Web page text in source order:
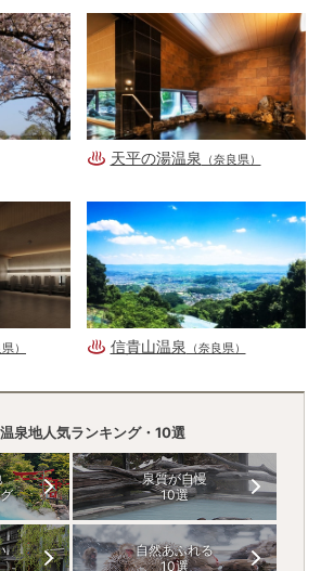
天平の湯温泉 （奈良県）
） 信貴山温泉 （奈良県）
泉地人気ランキング・10選
泉質が自慢
10選
自然あふれる
10選